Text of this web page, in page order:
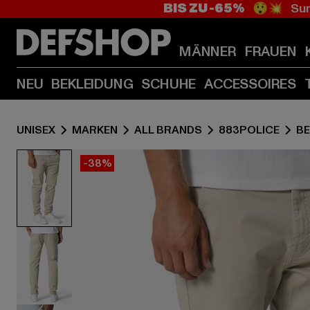
BIS ZU -65% 😲💥
MÄNNER FRAUEN
NEU BEKLEIDUNG SCHUHE ACCESSOIRES
UNISEX MARKEN ALL BRANDS 883POLICE
-38%